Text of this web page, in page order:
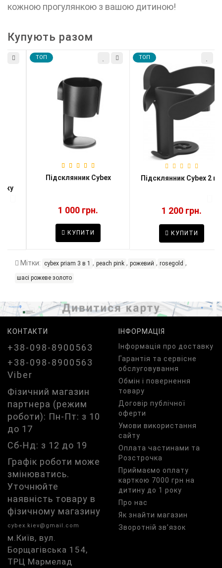
кожною прогулянкою з вашою дитиною!
Купують разом
Підсклянник Cybex
1 000 грн.
КУПИТИ
Підсклянник Cybex 2 в 1
1 200 грн.
КУПИТИ
Мітки: cybex priam 3 в 1 , peach pink , рожевий , rosegold ,
шасі рожеве золото
КОНТАКТИ
+38-098-8900563
+38-098-8900563
Viber
Фізичний магазин
партнера (режим
роботи): Пн-Пт: з 10
до 17
Сб-Нд: з 12 до 19
Графік роботи може
змінюватись.
Уточнюйте
наявність товару в
фізичному магазину
cybex.kiev@gmail.com
м.Київ, вул.
Борщагівська 154,
ТРЦ Мармелад
ІНФОРМАЦІЯ
Iнформація про доставку
Гарантія та сервісне
обслуговування
Обмін і повернення
товару
Договір публічної
оферти
Умови використання
сайту
Оплата частинами та
Розстрочка
Приймаємо оплату
карткою 7000 грн на
дитину до 1 року
Про нас
Як знайти магазин
Зворотній зв’язок